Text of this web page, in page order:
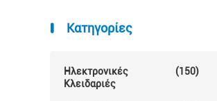
Κατηγορίες
Ηλεκτρονικές
Κλειδαριές
(150)